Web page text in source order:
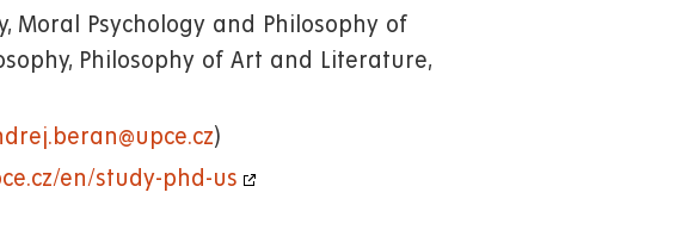
Moral Psychology and Philosophy of
Philosophy of Art and Literature,
)
en/study-phd-us